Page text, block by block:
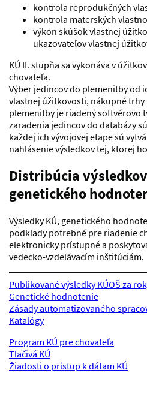
kontrola reprodukčných
kontrola materských
výkon skúšok vlastnej
ukazovateľov vlastnej
KÚ II. stupňa sa vykonáva v
chovateľa.
Výber jedincov do plemenitby od
vlastnej úžitkovosti, nákupné trhy
plemenitby je riadený softvérovo
zaradenia jedincov do databázy
každej ich vývojovej etape sú
nahlásenie výsledkov tej, ktorej
Distribúcia
genetického
Výsledky KÚ, genetického
podklady potrebné pre riadenie
elektronicky prístupné a
vedecko-vzdelávacím inštitúciám.
Publikované výsledky KÚOŠ za
Genetické hodnotenie
Zásady automatizovaného
Katalógy
Program KÚ pre chovateľa
Tlačivá KÚ
Žiadosti o prístup k dátam KÚ